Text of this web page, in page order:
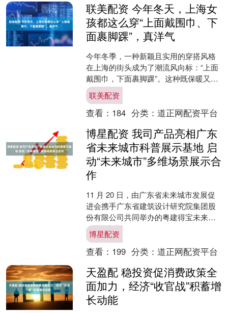
联美配资 今年冬天，上海女
孩都这么穿“上面戴围巾、下
面裹脚踝”，真洋气
今年冬季，一种新颖且实用的穿搭风格
在上海的街头成为了潮流风向标：“上面
戴围巾，下面裹脚踝”。这种既保暖又增
添气质的搭配方式迅速在时尚圈崭露头
角，仿佛一夜之间成为....
联美配资
查看： 184 分类： 道正网配资平台
博星配资 我司产品亮相广东
省未来城市科普展示基地 启
动“未来城市”多维场景展示合
作
11 月 20 日，由广东省未来城市发展促
进会携手广东省建筑设计研究院集团股
份有限公司共同举办的粤建得宝未来城
开幕暨广东省未来城市科普展示基地揭
牌活动在广州成功....
博星配资
查看： 199 分类： 道正网配资平台
天盈配 稳投资促消费政策全
面加力，经济“收官战”积蓄增
长动能